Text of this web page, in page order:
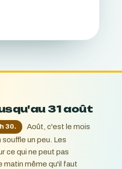
31 août
30.
Août, c'est le mois
un peu. Les
ce qui ne peut pas
matin même qu'il faut